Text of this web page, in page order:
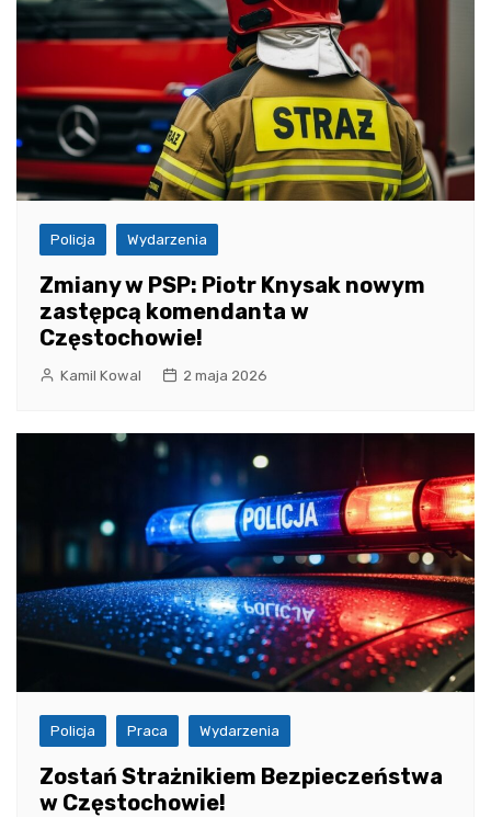
Policja Wydarzenia
Zmiany w PSP: Piotr Knysak nowym
zastępcą komendanta w
Częstochowie!
Kamil Kowal 2 maja 2026
Policja Praca Wydarzenia
Zostań Strażnikiem Bezpieczeństwa
w Częstochowie!